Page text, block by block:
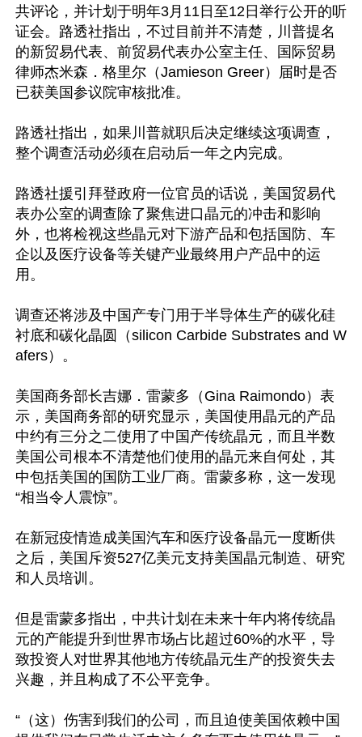
共评论，并计划于明年3月11日至12日举行公开的听
证会。路透社指出，不过目前并不清楚，川普提名
的新贸易代表、前贸易代表办公室主任、国际贸易
律师杰米森．格里尔（Jamieson Greer）届时是否
已获美国参议院审核批准。
路透社指出，如果川普就职后决定继续这项调查，
整个调查活动必须在启动后一年之内完成。
路透社援引拜登政府一位官员的话说，美国贸易代
表办公室的调查除了聚焦进口晶元的冲击和影响
外，也将检视这些晶元对下游产品和包括国防、车
企以及医疗设备等关键产业最终用户产品中的运
用。
调查还将涉及中国产专门用于半导体生产的碳化硅
衬底和碳化晶圆（silicon Carbide Substrates and W
afers）。
美国商务部长吉娜．雷蒙多（Gina Raimondo）表
示，美国商务部的研究显示，美国使用晶元的产品
中约有三分之二使用了中国产传统晶元，而且半数
美国公司根本不清楚他们使用的晶元来自何处，其
中包括美国的国防工业厂商。雷蒙多称，这一发现
“相当令人震惊”。
在新冠疫情造成美国汽车和医疗设备晶元一度断供
之后，美国斥资527亿美元支持美国晶元制造、研究
和人员培训。
但是雷蒙多指出，中共计划在未来十年内将传统晶
元的产能提升到世界市场占比超过60%的水平，导
致投资人对世界其他地方传统晶元生产的投资失去
兴趣，并且构成了不公平竞争。
“（这）伤害到我们的公司，而且迫使美国依赖中国